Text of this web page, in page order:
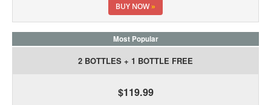
BUY NOW»
Most Popular
2 BOTTLES + 1 BOTTLE FREE
$119.99